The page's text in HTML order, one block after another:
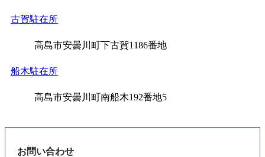
古賀駐在所
高島市安曇川町下古賀1186番地
船木駐在所
高島市安曇川町南船木192番地5
お問い合わせ